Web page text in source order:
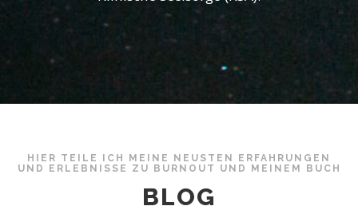
HIER TEILE ICH MEINE NEUSTEN ERFAHRUNGEN
UND ERLEBNISSE ZU BURNOUT UND MEINEM BUCH
BLOG